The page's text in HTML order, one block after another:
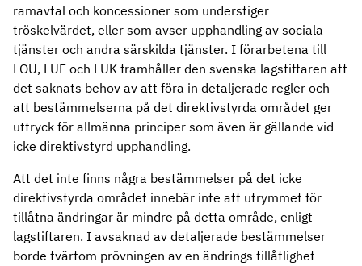
ramavtal och koncessioner som understiger
tröskelvärdet, eller som avser upphandling av sociala
tjänster och andra särskilda tjänster. I förarbetena till
LOU, LUF och LUK framhåller den svenska lagstiftaren att
det saknats behov av att föra in detaljerade regler och
att bestämmelserna på det direktivstyrda området ger
uttryck för allmänna principer som även är gällande vid
icke direktivstyrd upphandling.
Att det inte finns några bestämmelser på det icke
direktivstyrda området innebär inte att utrymmet för
tillåtna ändringar är mindre på detta område, enligt
lagstiftaren. I avsaknad av detaljerade bestämmelser
borde tvärtom prövningen av en ändrings tillåtlighet